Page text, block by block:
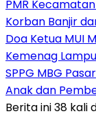
PMR
Korban Banjir
Doa Ketua MUI
Kemenag
SPPG MBG
Anak dan
Berita ini 38 kali